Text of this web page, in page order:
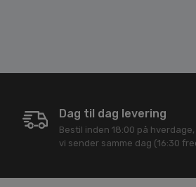
Dag til dag levering
Bestil inden 18:00 på hverdage,
vi sender samme dag (16:30